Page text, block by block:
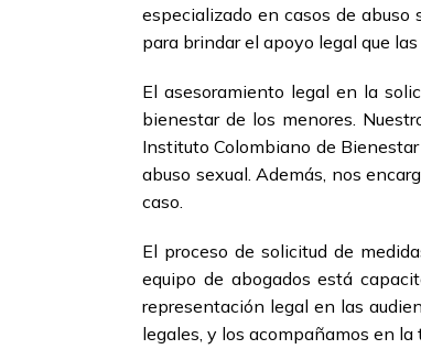
especializado en casos de
para brindar el apoyo legal que
El asesoramiento legal en la
bienestar de los menores.
Instituto Colombiano de
abuso sexual. Además, nos
caso.
El proceso de solicitud de
equipo de abogados está
representación legal en las
legales, y los acompañamos en